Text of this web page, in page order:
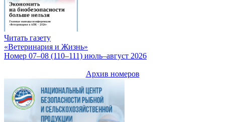
Читать газету
«Ветеринария и Жизнь»
Номер 07–08 (110–111) июль–август 2026
Архив номеров